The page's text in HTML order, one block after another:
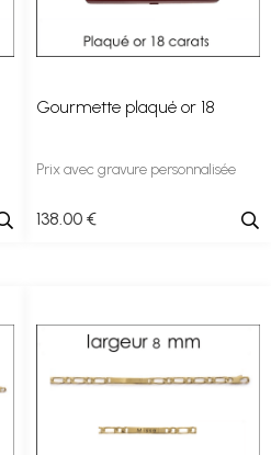
Gourmette plaqué or 18
Prix avec gravure personnalisée
138 .00 €